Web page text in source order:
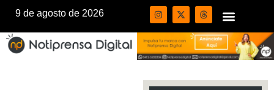
9 de agosto de 2026